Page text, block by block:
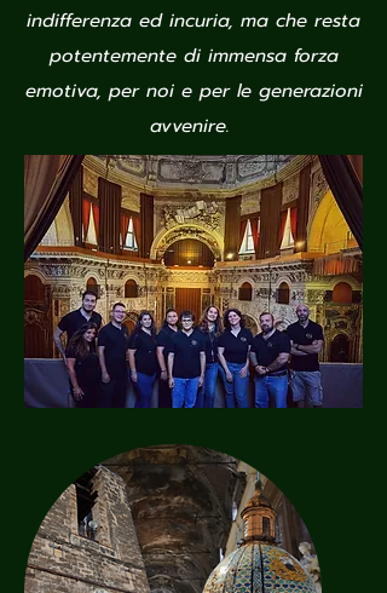
indifferenza ed incuria, ma che resta
potentemente di immensa forza
emotiva, per noi e per le generazioni
avvenire.